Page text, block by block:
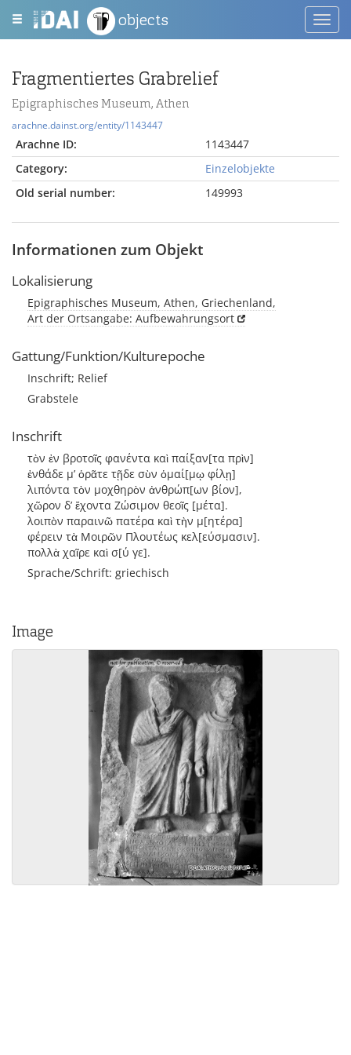
objects
Fragmentiertes Grabrelief
Epigraphisches Museum, Athen
arachne.dainst.org/entity/1143447
Arachne ID:
1143447
Category:
Einzelobjekte
Old serial number:
149993
Informationen zum Objekt
Lokalisierung
Epigraphisches Museum, Athen, Griechenland,
Art der Ortsangabe: Aufbewahrungsort
Gattung/Funktion/Kulturepoche
Inschrift; Relief
Grabstele
Inschrift
τὸν ἐν βροτοῖς φανέντα καὶ παίξαν[τα πρὶν]
ἐνθάδε μ’ ὁρᾶτε τῇδε σὺν ὁμαί[μῳ φίλῃ]
λιπόντα τὸν μοχθηρὸν ἀνθρώπ[ων βίον],
χῶρον δ’ ἔχοντα Ζώσιμον θεοῖς [μέτα].
λοιπὸν παραινῶ πατέρα καὶ τὴν μ[ητέρα]
φέρειν τὰ Μοιρῶν Πλουτέως κελ[εύσμασιν].
πολλὰ χαῖρε καὶ σ[ύ γε].
Sprache/Schrift: griechisch
Image